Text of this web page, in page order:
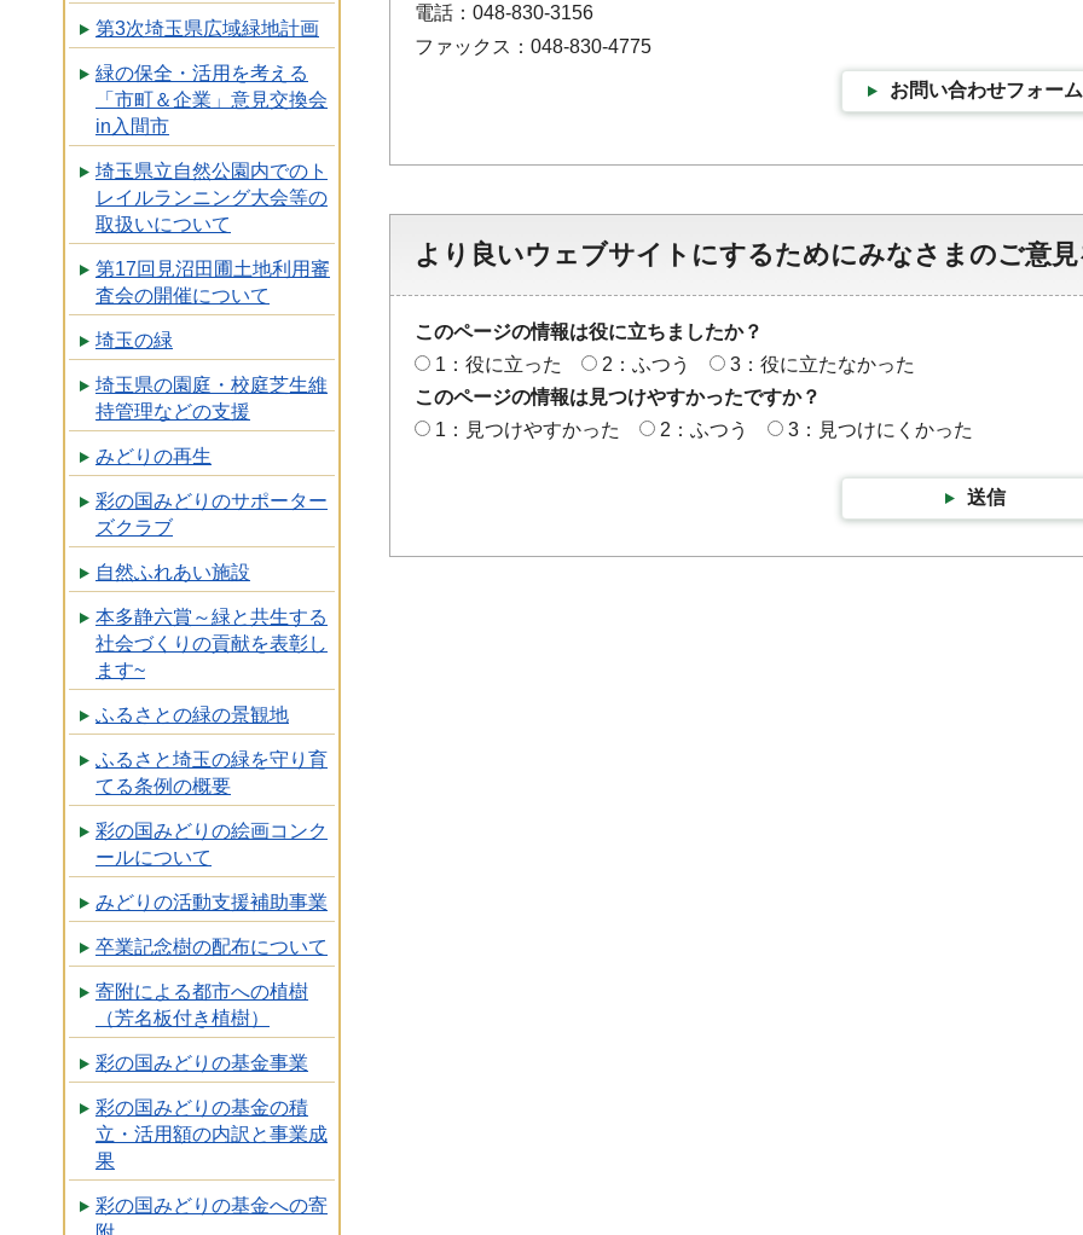
第3次埼玉県広域緑地計画
緑の保全・活用を考える
「市町＆企業」意見交換会
in入間市
埼玉県立自然公園内でのト
レイルランニング大会等の
取扱いについて
第17回見沼田圃土地利用審
査会の開催について
埼玉の緑
埼玉県の園庭・校庭芝生維
持管理などの支援
みどりの再生
彩の国みどりのサポーター
ズクラブ
自然ふれあい施設
本多静六賞～緑と共生する
社会づくりの貢献を表彰し
ます~
ふるさとの緑の景観地
ふるさと埼玉の緑を守り育
てる条例の概要
彩の国みどりの絵画コンク
ールについて
みどりの活動支援補助事業
卒業記念樹の配布について
寄附による都市への植樹
（芳名板付き植樹）
彩の国みどりの基金事業
彩の国みどりの基金の積
立・活用額の内訳と事業成
果
彩の国みどりの基金への寄
電話：048-830-3156
ファックス：048-830-4775
お問い合わせフォーム
より良いウェブサイトにするためにみなさまのご意
このページの情報は役に立ちましたか？
1：役に立った
2：ふつう
3：役に立たなかった
このページの情報は見つけやすかったですか？
1：見つけやすかった
2：ふつう 3：見つけにくかった
送信